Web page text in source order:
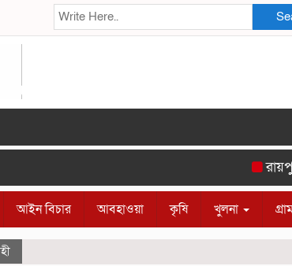
রায়পুরে
আইন বিচার আবহাওয়া কৃষি খুলনা